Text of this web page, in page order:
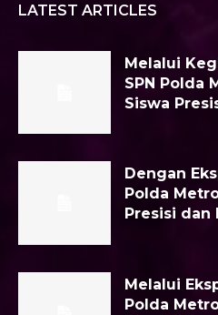
LATEST ARTICLES
Melalui
SPN Polda
Siswa
Dengan
Polda
Presisi dan
Melalui
Polda